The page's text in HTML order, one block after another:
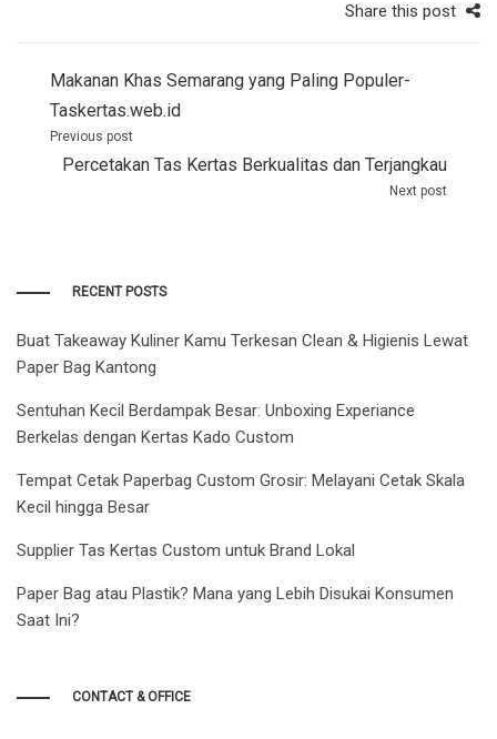
Share this post
Post
navigation
Makanan Khas Semarang yang Paling Populer-
Taskertas.web.id
Previous post
Percetakan Tas Kertas Berkualitas dan Terjangkau
Next post
RECENT POSTS
Buat Takeaway Kuliner Kamu Terkesan Clean & Higienis Lewat
Paper Bag Kantong
Sentuhan Kecil Berdampak Besar: Unboxing Experiance
Berkelas dengan Kertas Kado Custom
Tempat Cetak Paperbag Custom Grosir: Melayani Cetak Skala
Kecil hingga Besar
Supplier Tas Kertas Custom untuk Brand Lokal
Paper Bag atau Plastik? Mana yang Lebih Disukai Konsumen
Saat Ini?
CONTACT & OFFICE